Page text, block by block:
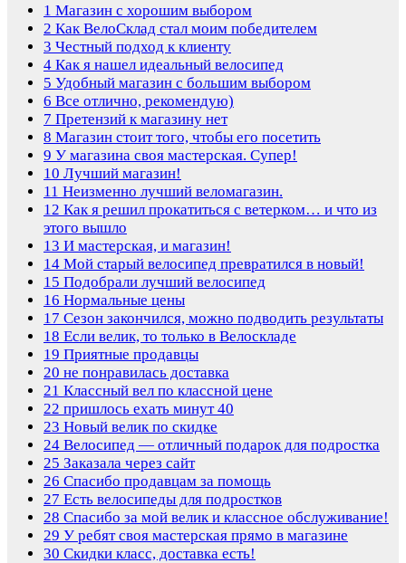
1 Магазин с хорошим выбором
2 Как ВелоСклад стал моим победителем
3 Честный подход к клиенту
4 Как я нашел идеальный велосипед
5 Удобный магазин с большим выбором
6 Все отлично, рекомендую)
7 Претензий к магазину нет
8 Магазин стоит того, чтобы его посетить
9 У магазина своя мастерская. Супер!
10 Лучший магазин!
11 Неизменно лучший веломагазин.
12 Как я решил прокатиться с ветерком… и что из
этого вышло
13 И мастерская, и магазин!
14 Мой старый велосипед превратился в новый!
15 Подобрали лучший велосипед
16 Нормальные цены
17 Сезон закончился, можно подводить результаты
18 Если велик, то только в Велоскладе
19 Приятные продавцы
20 не понравилась доставка
21 Классный вел по классной цене
22 пришлось ехать минут 40
23 Новый велик по скидке
24 Велосипед — отличный подарок для подростка
25 Заказала через сайт
26 Спасибо продавцам за помощь
27 Есть велосипеды для подростков
28 Спасибо за мой велик и классное обслуживание!
29 У ребят своя мастерская прямо в магазине
30 Скидки класс, доставка есть!